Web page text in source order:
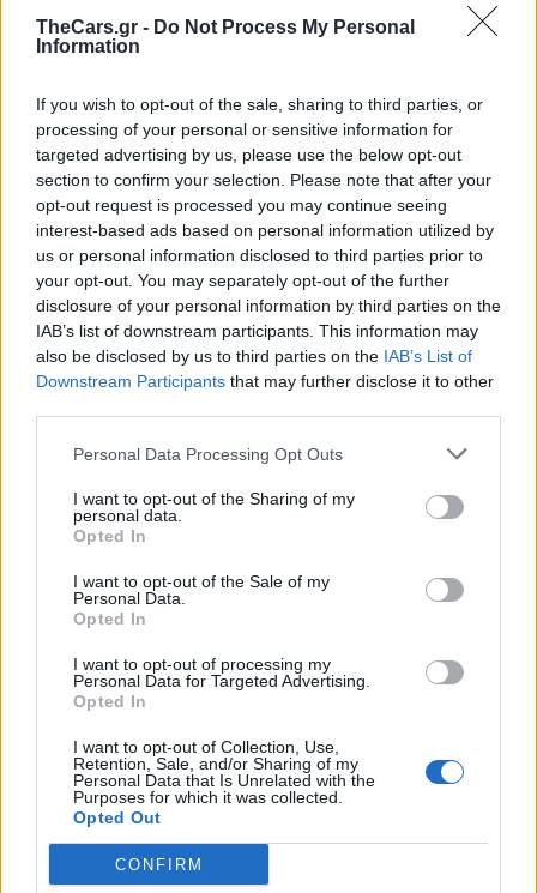
TheCars.gr - Do Not Process My Personal
Information
If you wish to opt-out of the sale, sharing to third parties, or
processing of your personal or sensitive information for
targeted advertising by us, please use the below opt-out
section to confirm your selection. Please note that after your
opt-out request is processed you may continue seeing
interest-based ads based on personal information utilized by
us or personal information disclosed to third parties prior to
your opt-out. You may separately opt-out of the further
disclosure of your personal information by third parties on the
IAB’s list of downstream participants. This information may
also be disclosed by us to third parties on the IAB’s List of
Downstream Participants that may further disclose it to other
Personal Data Processing Opt Outs
I want to opt-out of the Sharing of my
personal data.
Opted In
I want to opt-out of the Sale of my
Personal Data.
Opted In
I want to opt-out of processing my
Personal Data for Targeted Advertising.
Opted In
I want to opt-out of Collection, Use,
Retention, Sale, and/or Sharing of my
Personal Data that Is Unrelated with the
Purposes for which it was collected.
Opted Out
CONFIRM
Το Omoda 5 SHS-H διαθέτει νέα
υβριδική τεχνολογία με
TheCars.gr|10/02/2026 19:00
Η Skoda θα παρουσιάσει στο
πρώτο εξάμηνο του 2026 το